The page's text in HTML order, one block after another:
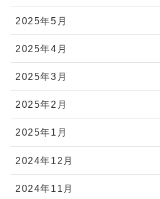
2025年5月
2025年4月
2025年3月
2025年2月
2025年1月
2024年12月
2024年11月